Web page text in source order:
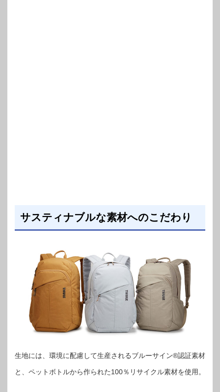
サスティナブルな素材へのこだわり
生地には、環境に配慮して生産されるブルーサイン®認証素材
と、ペットボトルから作られた100％リサイクル素材を使用。